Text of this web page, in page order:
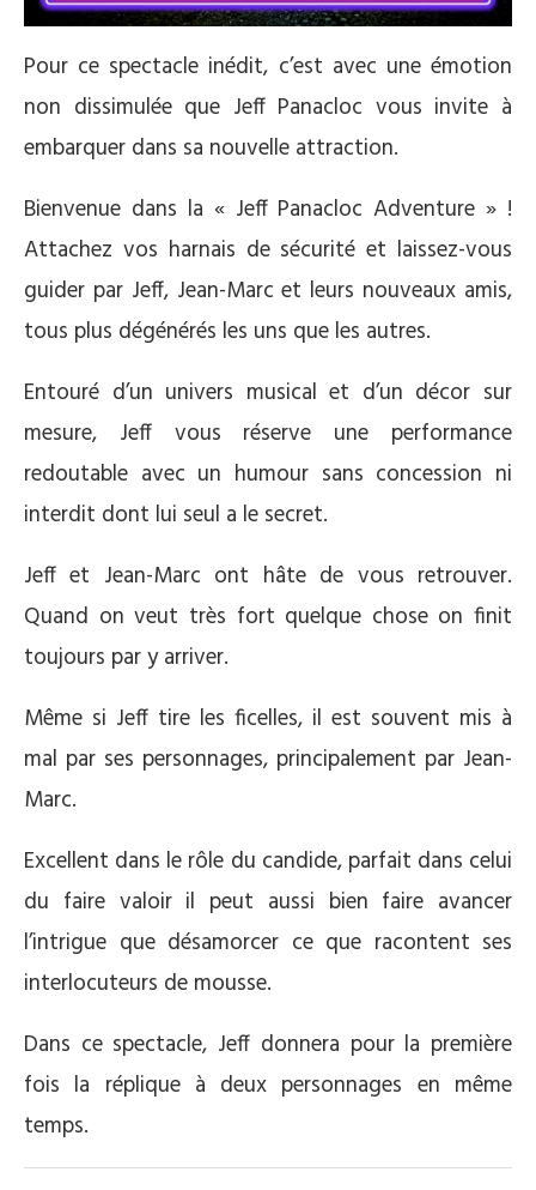
Pour ce spectacle inédit, c’est avec une émotion
non dissimulée que Jeff Panacloc vous invite à
embarquer dans sa nouvelle attraction.
Bienvenue dans la « Jeff Panacloc Adventure » !
Attachez vos harnais de sécurité et laissez-vous
guider par Jeff, Jean-Marc et leurs nouveaux amis,
tous plus dégénérés les uns que les autres.
Entouré d’un univers musical et d’un décor sur
mesure, Jeff vous réserve une performance
redoutable avec un humour sans concession ni
interdit dont lui seul a le secret.
Jeff et Jean-Marc ont hâte de vous retrouver.
Quand on veut très fort quelque chose on finit
toujours par y arriver.
Même si Jeff tire les ficelles, il est souvent mis à
mal par ses personnages, principalement par Jean-
Marc.
Excellent dans le rôle du candide, parfait dans celui
du faire valoir il peut aussi bien faire avancer
l’intrigue que désamorcer ce que racontent ses
interlocuteurs de mousse.
Dans ce spectacle, Jeff donnera pour la première
fois la réplique à deux personnages en même
temps.